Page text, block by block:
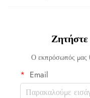
Ο εκπρόσωπός μας
Email